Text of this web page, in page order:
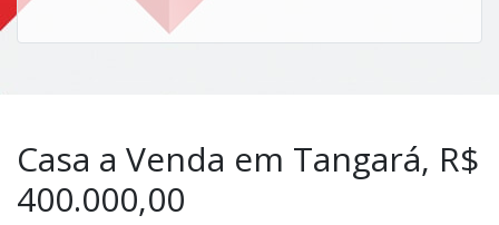
Casa a Venda em Tangará, R$
400.000,00